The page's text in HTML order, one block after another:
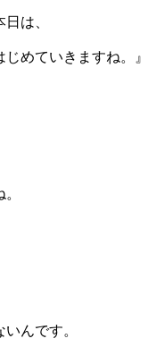
は、
めていきますね。』
んです。